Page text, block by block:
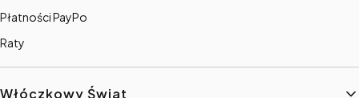
Płatności PayPo
Raty
Włóczkowy Świat